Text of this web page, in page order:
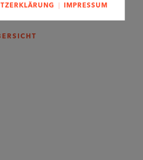
| IMPRESSUM